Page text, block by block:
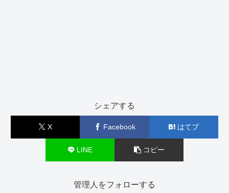
シェアする
X Facebook はてブ
LINE コピー
管理人をフォローする